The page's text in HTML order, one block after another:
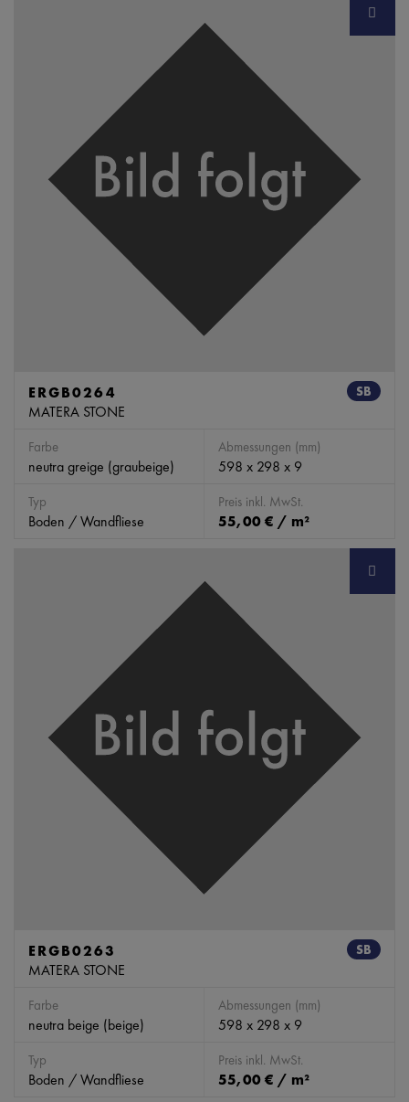
SB
ERGB0264
MATERA STONE
Farbe
neutra greige (graubeige)
Abmessungen (mm)
598 x 298 x 9
Typ
Boden / Wandfliese
Preis inkl. MwSt.
55,00 € / m²
SB
ERGB0263
MATERA STONE
Farbe
neutra beige (beige)
Abmessungen (mm)
598 x 298 x 9
Typ
Boden / Wandfliese
Preis inkl. MwSt.
55,00 € / m²